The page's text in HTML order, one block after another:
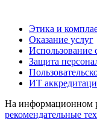
Этика и
Оказание услуг
Использование
Защита
ИТ
На информационном
рекомендательные